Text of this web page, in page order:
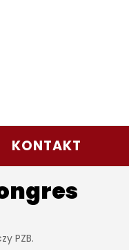
KONTAKT
PZB.